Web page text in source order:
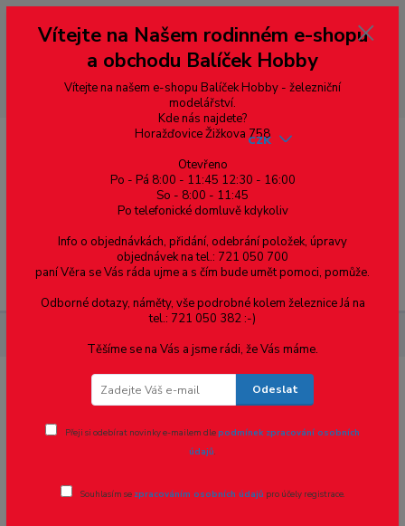
--- pro zákazníky ze Slovenska a jiných zemí, pokud chcete platit v eurech
přepněte si e-shop na euro 💶 pro přepočet měny - pravý horní roh ---
dobírky – pokud si z nějakého důvodu zásilku nevyzvednete, bude po
domluvě zaslána znovu s opětovnou platbou za poštovné, v opačném
případě bude zrušena a účet přidán na blacklist a rušeny následující
objednávky.
Menu
CZK
ČSD M275.106 - MTB
Vítejte na Našem rodinném e-shopu
a obchodu Balíček Hobby
Vítejte na našem e-shopu Balíček Hobby - železniční
modelářství.
Kde nás najdete?
Horažďovice Žižkova 758
Otevřeno
Po - Pá 8:00 - 11:45 12:30 - 16:00
So - 8:00 - 11:45
Po telefonické domluvě kdykoliv
Info o objednávkách, přidání, odebrání položek, úpravy
objednávek na tel.: 721 050 700
paní Věra se Vás ráda ujme a s čím bude umět pomoci, pomůže.
Odborné dotazy, náměty, vše podrobné kolem železnice Já na
tel.: 721 050 382 :-)
Těšíme se na Vás a jsme rádi, že Vás máme.
Odeslat
Přeji si odebírat novinky e-mailem dlepodmínek zpracování osobních
údajů.
Souhlasím se zpracováním osobních údajů pro účely registrace.